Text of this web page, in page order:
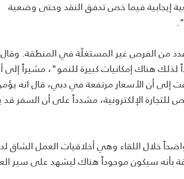
إيجابية فيما خص تدفق النقد وحتى وضعية
عدد من الفرص غير المستغلّة في المنطقة.
هناك إمكانيات كبيرة للنمو"، مشيراً إلى
أن الأسعار مرتفعة في دبي، قال انه
للتجارة الإلكترونية، مشدداً على أن السفر
خلال اللقاء وهي أخلاقيات العمل الشاق
بأنه سيكون موجوداً هناك ليشهد على سير